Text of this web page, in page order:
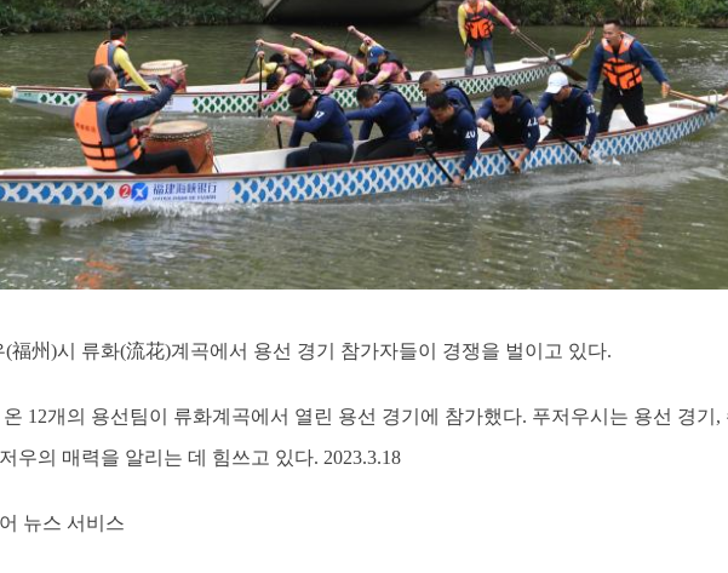
福州)시 류화(流花)계곡에서 용선 경기 참가자들이 경쟁을 벌이고 있다.
12개의 용선팀이 류화계곡에서 열린 용선 경기에 참가했다. 푸저우시는 용선 경기
우의 매력을 알리는 데 힘쓰고 있다. 2023.3.18
뉴스 서비스